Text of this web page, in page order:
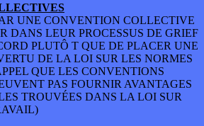
UNE CONVENTION COLLECTIVE
DANS LEUR PROCESSUS DE GRIEF
PLUTÔ T QUE DE PLACER UNE
DE LA LOI SUR LES NORMES
QUE LES CONVENTIONS
PAS FOURNIR AVANTAGES
TROUVÉES DANS LA LOI SUR